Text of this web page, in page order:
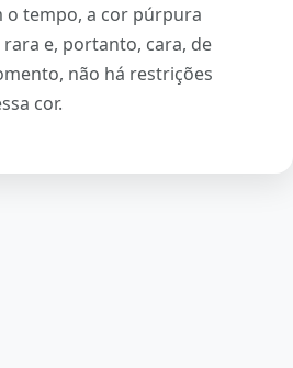
o tempo, a cor púrpura
e, portanto, cara, de
não há restrições
cor.